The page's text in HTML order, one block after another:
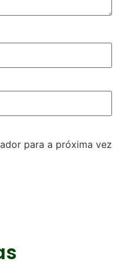
para a próxima vez